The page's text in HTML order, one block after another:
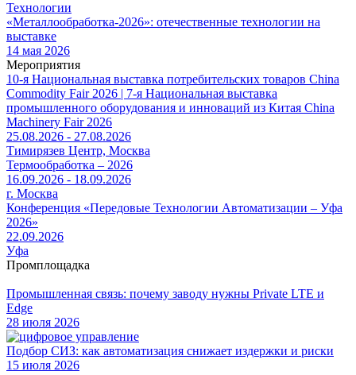
Технологии
«Металлообработка-2026»: отечественные технологии на
выставке
14 мая 2026
Мероприятия
10-я Национальная выставка потребительских товаров China
Commodity Fair 2026 | 7-я Национальная выставка
промышленного оборудования и инноваций из Китая China
Machinery Fair 2026
25.08.2026 - 27.08.2026
Тимирязев Центр, Москва
Термообработка – 2026
16.09.2026 - 18.09.2026
г. Москва
Конференция «Передовые Технологии Автоматизации – Уфа
2026»
22.09.2026
Уфа
Промплощадка
Промышленная связь: почему заводу нужны Private LTE и
Edge
28 июля 2026
Подбор СИЗ: как автоматизация снижает издержки и риски
15 июля 2026